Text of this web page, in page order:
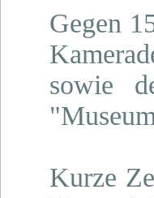
Gegen
sowie
Kurze